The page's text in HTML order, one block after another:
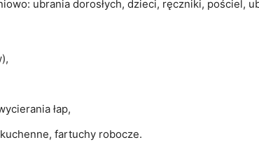
ubrania dorosłych, dzieci, ręczniki, pościel,
łap,
fartuchy robocze.